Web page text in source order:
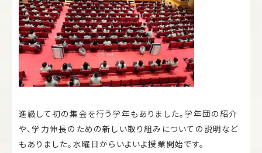
進級して初の集会を行う学年もありました。学年団の紹介
や、学力伸長のための新しい取り組みについての説明など
もありました。水曜日からいよいよ授業開始です。